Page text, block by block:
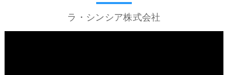
ラ・シンシア株式会社